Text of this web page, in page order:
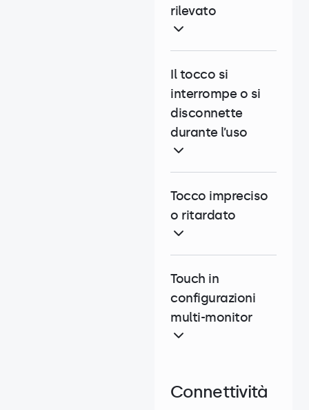
rilevato
Il tocco si
interrompe o si
disconnette
durante l’uso
Tocco impreciso
o ritardato
Touch in
configurazioni
multi-monitor
Connettività